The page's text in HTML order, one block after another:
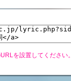
を設置してください。